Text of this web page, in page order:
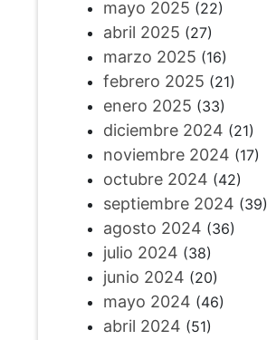
mayo 2025 (22)
abril 2025 (27)
marzo 2025 (16)
febrero 2025 (21)
enero 2025 (33)
diciembre 2024 (21)
noviembre 2024 (17)
octubre 2024 (42)
septiembre 2024 (39)
agosto 2024 (36)
julio 2024 (38)
junio 2024 (20)
mayo 2024 (46)
abril 2024 (51)